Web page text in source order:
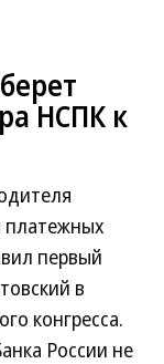
НСПК к
платежных
первый
в
конгресса.
России не